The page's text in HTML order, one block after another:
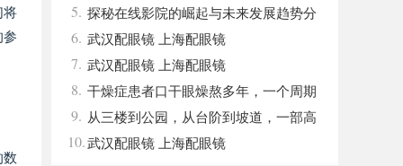
将
参
数
眉眼唇，才是你整张脸的点睛之笔！淡颜系
女生的气质加分项
5. 探秘在线影院的崛起与未来发展趋势分
析
6. 武汉配眼镜 上海配眼镜
7. 武汉配眼镜 上海配眼镜
8. 干燥症患者口干眼燥熬多年，一个周期
缓过来？老中医：一张辨证方对症，身体找
回津液
9. 从三楼到公园，从台阶到坡道，一部高
续航电动轮椅如何改变生活
10.武汉配眼镜 上海配眼镜